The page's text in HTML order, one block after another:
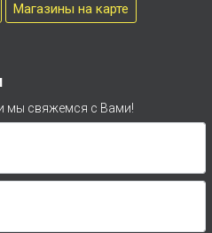
Магазины на карте
мы свяжемся с Вами!